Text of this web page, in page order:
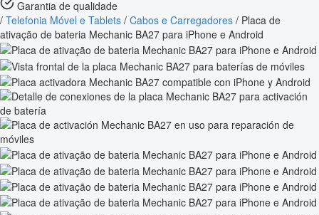
Garantia de qualidade
/ Telefonia Móvel e Tablets / Cabos e Carregadores / Placa de
ativação de bateria Mechanic BA27 para iPhone e Android